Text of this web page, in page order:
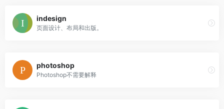
indesign
页面设计、布局和出版。
photoshop
Photoshop不需要解释